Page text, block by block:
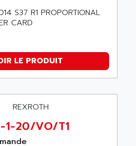
S37 R1 PROPORTIONAL
CARD
LE PRODUIT
1-20/VO/T1